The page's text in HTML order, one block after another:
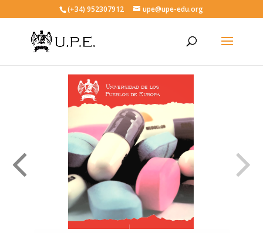
(+34) 952307912 upe@upe-edu.org